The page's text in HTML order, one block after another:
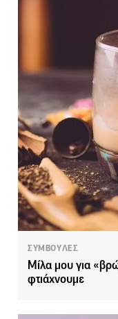
ΣΥΜΒΟΥΛΕΣ
Μίλα μου για
φτιάχνουμε